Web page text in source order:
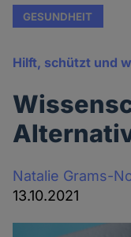
GESUNDHEIT
Hilft, schützt und
Natalie Grams-
13.10.2021